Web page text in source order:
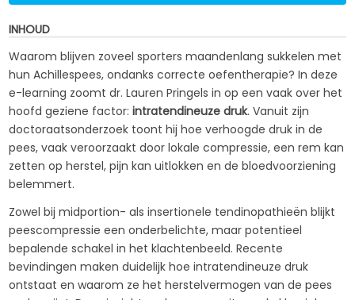
INHOUD
Waarom blijven zoveel sporters maandenlang sukkelen met
hun Achillespees, ondanks correcte oefentherapie? In deze
e-learning zoomt dr. Lauren Pringels in op een vaak over het
hoofd geziene factor:intratendineuze druk. Vanuit zijn
doctoraatsonderzoek toont hij hoe verhoogde druk in de
pees, vaak veroorzaakt door lokale compressie, een rem kan
zetten op herstel, pijn kan uitlokken en de bloedvoorziening
belemmert.
Zowel bij midportion- als insertionele tendinopathieën blijkt
peescompressie een onderbelichte, maar potentieel
bepalende schakel in het klachtenbeeld. Recente
bevindingen maken duidelijk hoe intratendineuze druk
ontstaat en waarom ze het herstelvermogen van de pees